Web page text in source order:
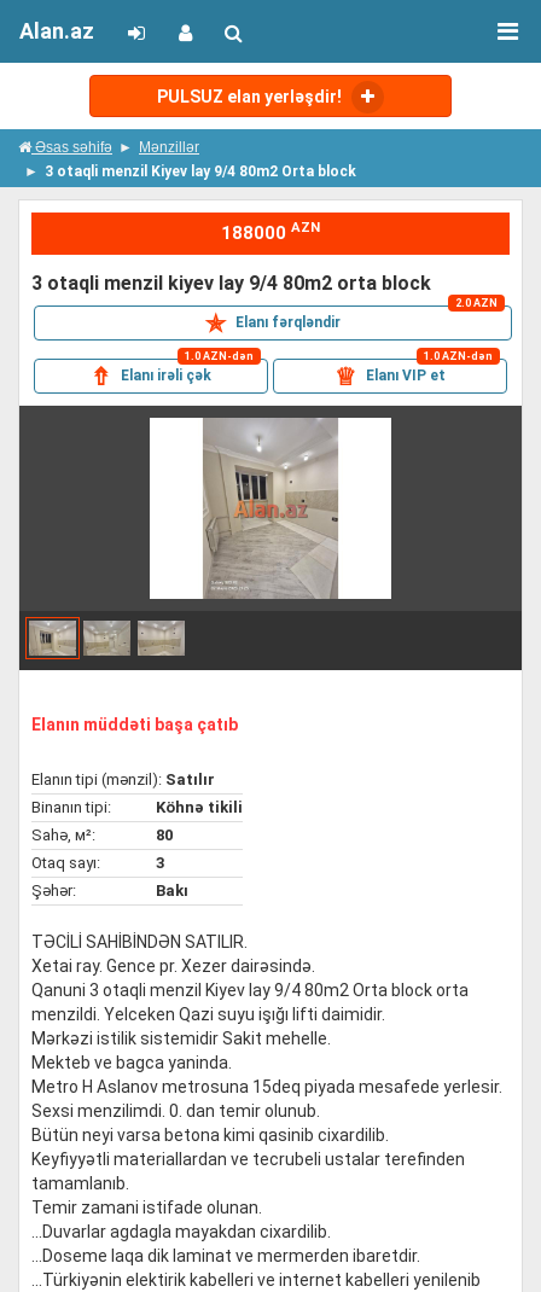
PULSUZ elan yerləşdir!
Alan.az
Əsas səhifə
Mənzillər
3 otaqli menzil Kiyev lay 9/4 80m2 Orta block
188000 AZN
3 otaqli menzil kiyev lay 9/4 80m2 orta block
✯ Elanı fərqləndir
2.0 AZN
⇮ Elanı irəli çək
1.0 AZN-dən
♕ Elanı VIP et
1.0 AZN-dən
Elanın müddəti başa çatıb
Elanın tipi (mənzil): Satılır
Binanın tipi:
Köhnə tikili
Sahə, м²:
80
Otaq sayı:
3
Şəhər:
Bakı
TƏCİLİ SAHİBİNDƏN SATILIR.
Xetai ray. Gence pr. Xezer dairəsində.
Qanuni 3 otaqli menzil Kiyev lay 9/4 80m2 Orta block orta
menzildi. Yelceken Qazi suyu işığı lifti daimidir.
Mərkəzi istilik sistemidir Sakit mehelle.
Mekteb ve bagca yaninda.
Metro H Aslanov metrosuna 15deq piyada mesafede yerlesir.
Sexsi menzilimdi. 0. dan temir olunub.
Bütün neyi varsa betona kimi qasinib cixardilib.
Keyfiyyətli materiallardan ve tecrubeli ustalar terefinden
tamamlanıb.
Temir zamani istifade olunan.
...Duvarlar agdagla mayakdan cixardilib.
...Doseme laqa dik laminat ve mermerden ibaretdir.
...Türkiyənin elektirik kabelleri ve internet kabelleri yenilenib